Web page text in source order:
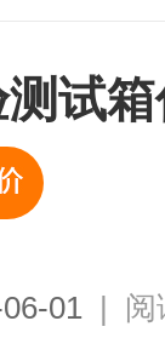
试
01 | 阅